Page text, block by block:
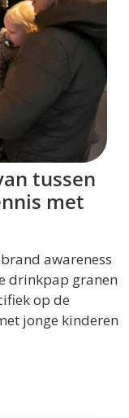
tussen
met
awareness
drinkpap granen
op de
jonge kinderen